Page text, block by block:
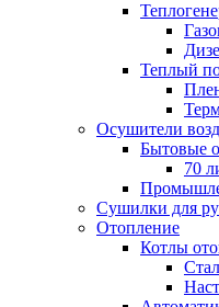
Теплый
Осушители
Бытовые
70
Сушилки для
Отопление
Котлы